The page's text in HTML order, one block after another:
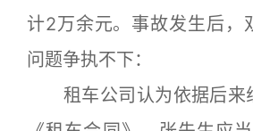
计2万余元。事故发生后，
问题争执不下：
租车公司认为依据后来